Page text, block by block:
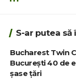
S-ar putea să
Bucharest Twin
București 40 de
șase țări